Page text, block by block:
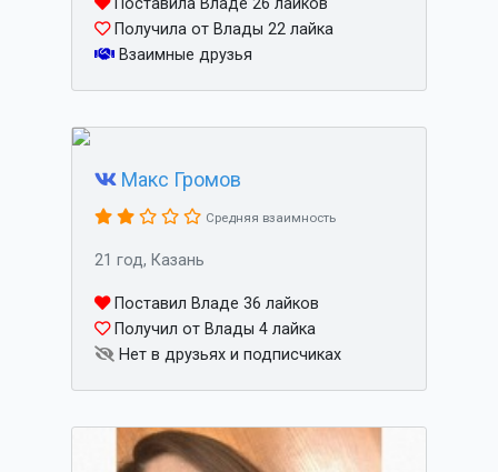
Поставила Владе 26 лайков
Получила от Влады 22 лайка
Взаимные друзья
Макс Громов
Средняя взаимность
21 год, Казань
Поставил Владе 36 лайков
Получил от Влады 4 лайка
Нет в друзьях и подписчиках